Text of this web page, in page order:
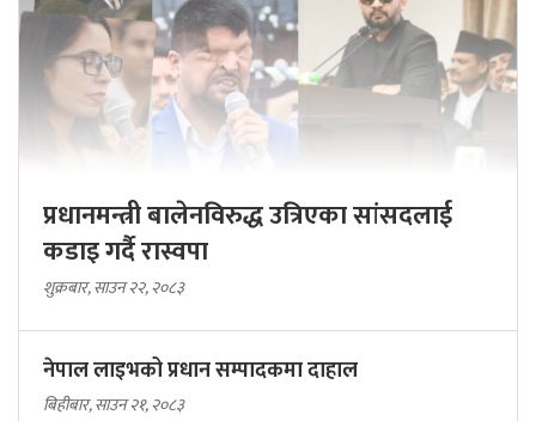
प्रधानमन्त्री बालेनविरुद्ध उत्रिएका सांसदलाई
कडाइ गर्दै रास्वपा
शुक्रबार, साउन २२, २०८३
नेपाल लाइभको प्रधान सम्पादकमा दाहाल
बिहीबार, साउन २१, २०८३